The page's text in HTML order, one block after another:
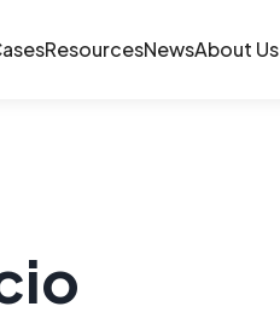
ResourcesNewsAbout Us